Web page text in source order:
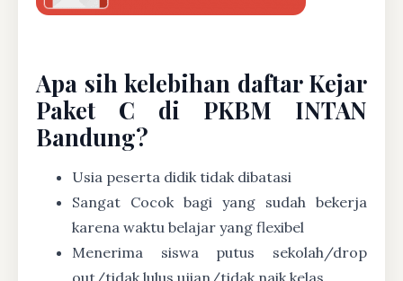
Apa sih kelebihan daftar Kejar
Paket C di PKBM INTAN
Bandung?
Usia peserta didik tidak dibatasi
Sangat Cocok bagi yang sudah bekerja
karena waktu belajar yang flexibel
Menerima siswa putus sekolah/drop
out/tidak lulus ujian/tidak naik kelas.